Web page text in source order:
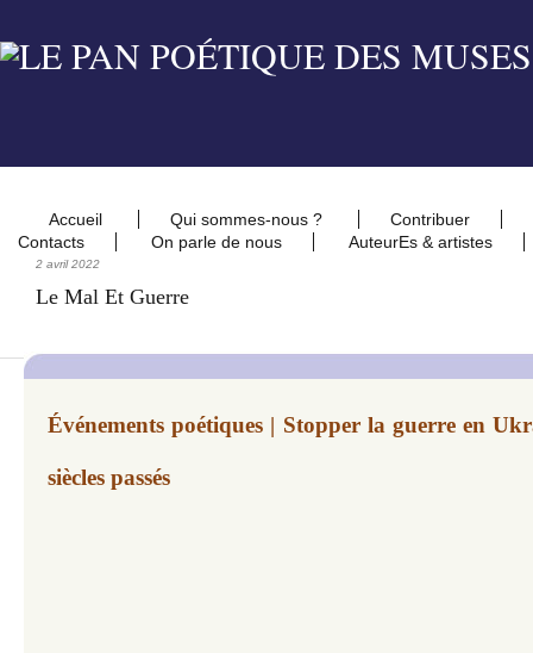
Accueil Qui sommes-nous ?
Contribuer
Contacts
On parle de nous AuteurEs & artistes
2 avril 2022
Le Mal Et Guerre
Événements poétiques | Stopper la guerre en
siècles passés